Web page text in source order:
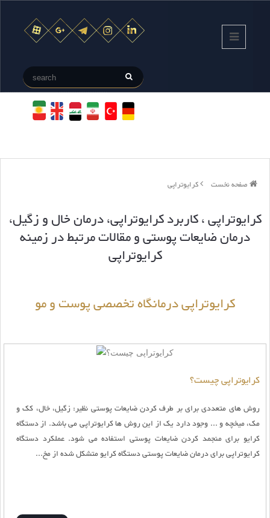
صفحه نخست کرایوتراپی
کرایوتراپی، کاربرد کرایوتراپی، درمان خال و زگیل،
درمان ضایعات پوستی و مقالات مرتبط در زمینه
کرایوتراپی
کرایوتراپی درمانگاه تخصصی پوست و مو
کرایوتراپی چیست؟
روش های متعددی برای بر طرف کردن ضایعات پوستی نظیر: زگیل، خال، کک و
مک، میخچه و ... وجود دارد یک از این روش ها کرایوتراپی می باشد. از دستگاه
کرایو برای منجمد کردن ضایعات پوستی استفاده می شود. عملکرد دستگاه
کرایوتراپی برای درمان ضایعات پوستی دستگاه کرایو متشکل شده از مخ...